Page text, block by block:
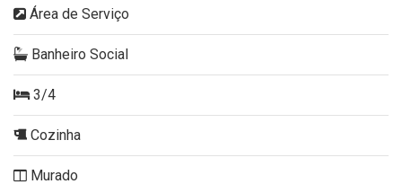
Área de Serviço
Banheiro Social
3/4
Cozinha
Murado